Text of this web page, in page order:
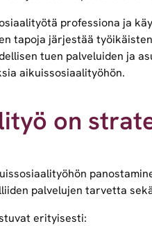
professiona ja
tapoja järjestää
tuen palveluiden ja
aikuissosiaalityöhön.
on
palvelujen tarvetta
erityisesti: